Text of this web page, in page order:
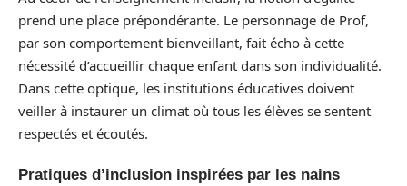
prend une place prépondérante. Le personnage de Prof,
par son comportement bienveillant, fait écho à cette
nécessité d’accueillir chaque enfant dans son individualité.
Dans cette optique, les institutions éducatives doivent
veiller à instaurer un climat où tous les élèves se sentent
respectés et écoutés.
Pratiques d’inclusion inspirées par les nains